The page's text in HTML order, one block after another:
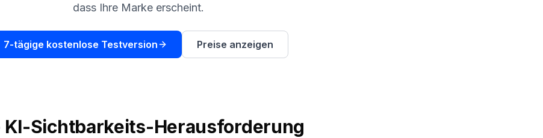
dass Ihre Marke erscheint.
7-tägige kostenlose Testversion Preise anzeigen
KI-Sichtbarkeits-Herausforderung